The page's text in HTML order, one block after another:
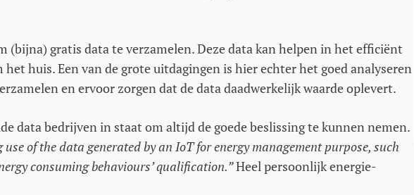
(bijna) gratis data te verzamelen. Deze data kan helpen in het efficiënt
huis. Een van de grote uitdagingen is hier echter het goed analyseren
en ervoor zorgen dat de data daadwerkelijk waarde oplevert.
data bedrijven in staat om altijd de goede beslissing te kunnen nemen.
of the data generated by an IoT for energy management purpose, such
consuming behaviours’ qualification.”Heel persoonlijk energie-